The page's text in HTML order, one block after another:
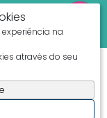
na
através do seu